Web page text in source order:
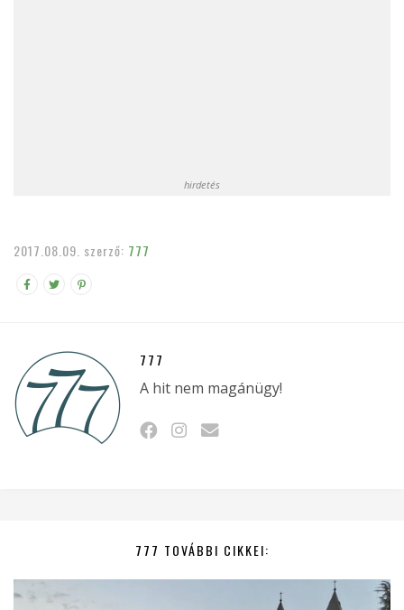
hirdetés
2017.08.09. szerző: 777
777
A hit nem magánügy!
777 TOVÁBBI CIKKEI: